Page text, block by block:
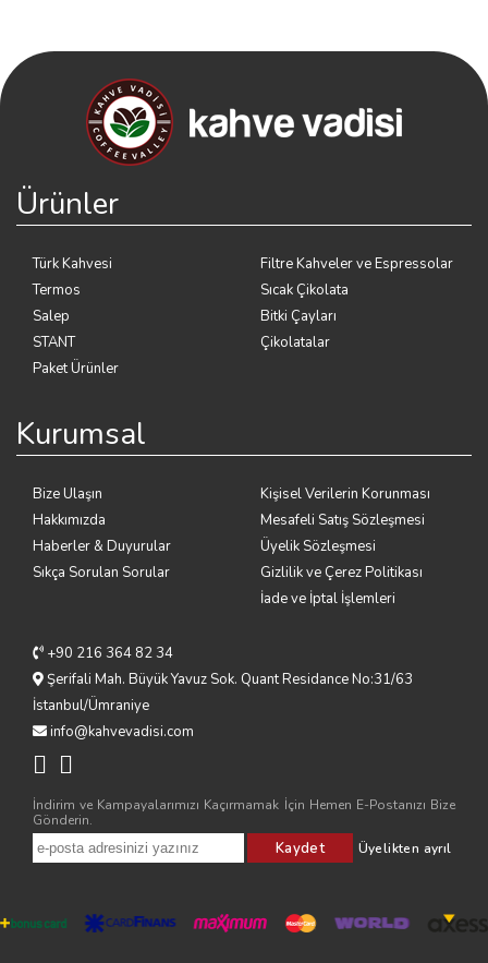
Ürünler
Türk Kahvesi
Termos
Salep
STANT
Paket Ürünler
Filtre Kahveler ve Espressolar
Sıcak Çikolata
Bitki Çayları
Çikolatalar
Kurumsal
Bize Ulaşın
Hakkımızda
Haberler & Duyurular
Sıkça Sorulan Sorular
Kişisel Verilerin Korunması
Mesafeli Satış Sözleşmesi
Üyelik Sözleşmesi
Gizlilik ve Çerez Politikası
İade ve İptal İşlemleri
+90 216 364 82 34
Şerifali Mah. Büyük Yavuz Sok. Quant Residance No:31/63
İstanbul/Ümraniye
info@kahvevadisi.com
İndirim ve Kampayalarımızı Kaçırmamak İçin Hemen E-Postanızı Bize
Gönderin.
Kaydet Üyelikten ayrıl